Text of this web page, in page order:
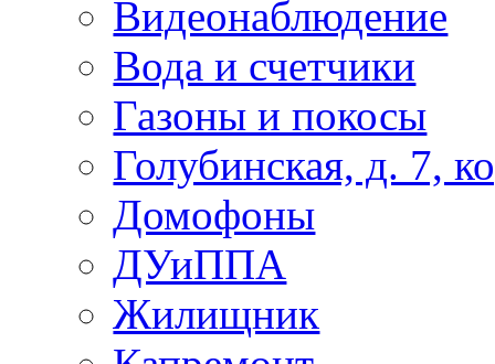
Видеонаблюдение
Вода и счетчики
Газоны и покосы
Голубинская, д. 7,
Домофоны
ДУиППА
Жилищник